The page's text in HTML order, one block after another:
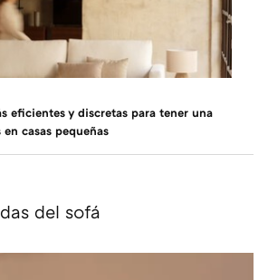
eficientes y discretas para tener una
casas pequeñas
del sofá